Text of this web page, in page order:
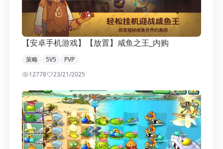
【安卓手机游戏】【放置】咸鱼之王_内购
策略 5V5
PVP
12778
23/21/2025